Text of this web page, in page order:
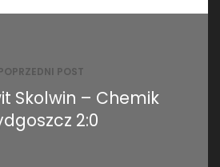
POST
Skolwin – Chemik
2:0